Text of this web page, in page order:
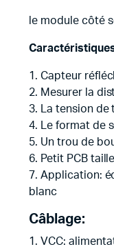
le module côté
1. Capteur
2. Mesurer la
3. La tension de
4. Le format de
5. Un trou de
6. Petit PCB
7. Application:
blanc
Câblage:
1. VCC: